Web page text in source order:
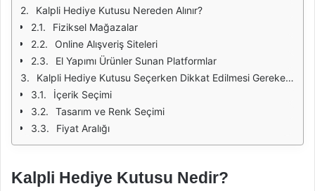
Kalpli Hediye Kutusu Nereden Alınır?
Fiziksel Mağazalar
Online Alışveriş Siteleri
El Yapımı Ürünler Sunan Platformlar
Kalpli Hediye Kutusu Seçerken Dikkat Edilmesi Gerekenler
İçerik Seçimi
Tasarım ve Renk Seçimi
Fiyat Aralığı
Kalpli Hediye Kutusu Nedir?